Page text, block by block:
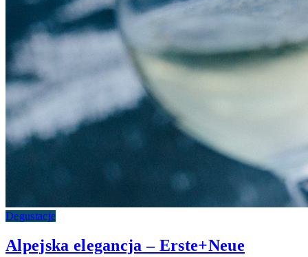
Degustacje
Alpejska elegancja – Erste+Neue